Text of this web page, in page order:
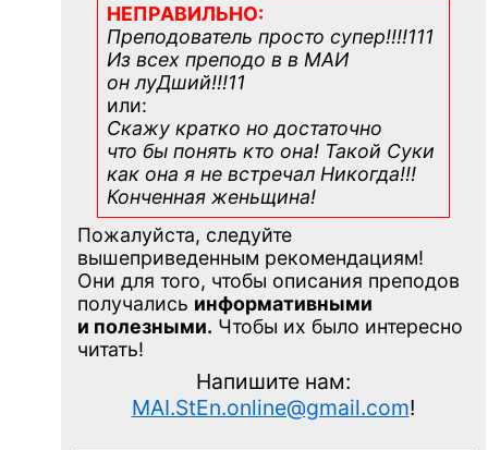
НЕПРАВИЛЬНО:
Преподователь просто супер!!!!111
Из всех преподо в в МАИ
он луДший!!!11
или:
Скажу кратко но достаточно
что бы понять кто она! Такой Суки
как она я не встречал Никогда!!!
Конченная женьщина!
Пожалуйста, следуйте
вышеприведенным рекомендациям!
Они для того, чтобы описания преподов
получались информативными
и полезными. Чтобы их было интересно
читать!
Напишите нам:
MAI.StEn.online@gmail.com!